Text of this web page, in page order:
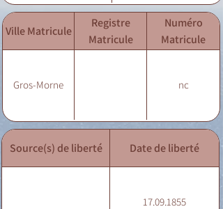
Ville Matricule
Registre
Matricule
Numéro
Matricule
Gros-Morne nc
Source(s) de liberté Date de liberté
17.09.1855